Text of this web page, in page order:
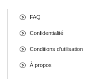
FAQ
Confidentialité
Conditions d'utilisation
À propos